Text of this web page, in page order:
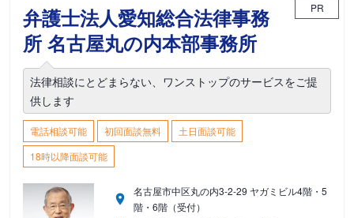
弁護士法人愛知総合法律事務
所 名古屋丸の内本部事務所
PR
法律相談にとどまらない、ワンストップのサービスをご提
供します
電話相談可能 初回面談無料
土日面談可能
18時以降面談可能
名古屋市中区丸の内3-2-29 ヤガミビル4階・5
階・6階（受付）